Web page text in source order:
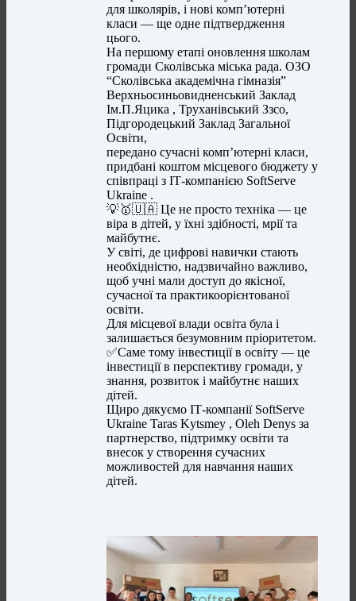
для школярів, і нові комп’ютерні
класи — ще одне підтвердження
цього.
На першому етапі оновлення школам
громади Сколівська міська рада. ОЗО
“Сколівська академічна гімназія”
Верхньосиньовидненський Заклад
Ім.П.Яцика , Труханівський Ззсо,
Підгородецький Заклад Загальної
Освіти,
передано сучасні комп’ютерні класи,
придбані коштом місцевого бюджету у
співпраці з ІТ-компанією SoftServe
Ukraine .
💡🥇🇺🇦 Це не просто техніка — це
віра в дітей, у їхні здібності, мрії та
майбутнє.
У світі, де цифрові навички стають
необхідністю, надзвичайно важливо,
щоб учні мали доступ до якісної,
сучасної та практикоорієнтованої
освіти.
Для місцевої влади освіта була і
залишається безумовним пріоритетом.
✅Саме тому інвестиції в освіту — це
інвестиції в перспективу громади, у
знання, розвиток і майбутнє наших
дітей.
Щиро дякуємо ІТ-компанії SoftServe
Ukraine Taras Kytsmey , Oleh Denys за
партнерство, підтримку освіти та
внесок у створення сучасних
можливостей для навчання наших
дітей.